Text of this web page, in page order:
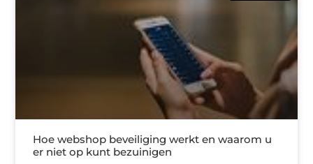
Hoe webshop beveiliging werkt en waarom u
er niet op kunt bezuinigen